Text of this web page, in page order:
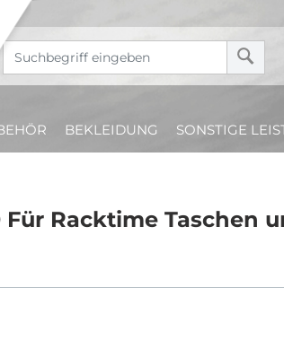
BEKLEIDUNG SONSTIGE
Für Racktime Taschen